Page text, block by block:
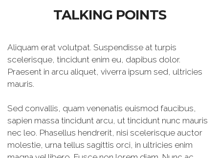
TALKING POINTS
Aliquam erat volutpat. Suspendisse at turpis
scelerisque, tincidunt enim eu, dapibus dolor.
Praesent in arcu aliquet, viverra ipsum sed, ultricies
mauris.
Sed convallis, quam venenatis euismod faucibus,
sapien massa tincidunt arcu, ut tincidunt nunc mauris
nec leo. Phasellus hendrerit, nisi scelerisque auctor
molestie, urna tellus sagittis orci, in ultricies enim